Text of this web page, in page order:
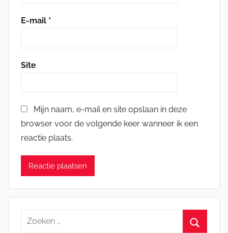
E-mail *
Site
Mijn naam, e-mail en site opslaan in deze
browser voor de volgende keer wanneer ik een
reactie plaats.
Zoeken